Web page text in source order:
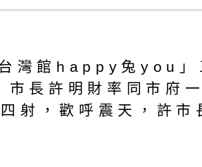
灣館happy兔you」
市長許明財率同市府
射，歡呼震天，許市